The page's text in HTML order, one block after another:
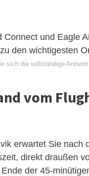
und Eagle
den wichtigesten
sich die vollständige
vom
erwartet Sie nach
direkt draußen
der 45-